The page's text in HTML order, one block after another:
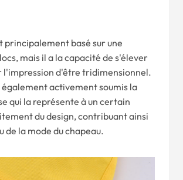
principalement basé sur une
mais il a la capacité de s'élever
l'impression d'être tridimensionnel.
également activement soumis la
qui la représente à un certain
du design, contribuant ainsi
de la mode du chapeau.